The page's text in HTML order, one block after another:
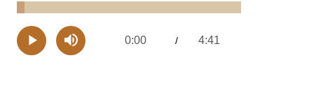
Play Mute Current
0:00 /
3.48%
Remaining
4:41